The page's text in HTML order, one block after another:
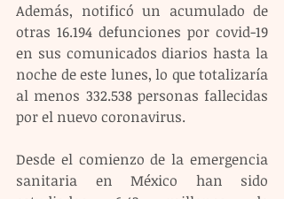
Además, notificó un acumulado de
otras 16.194 defunciones por covid-19
en sus comunicados diarios hasta la
noche de este lunes, lo que totalizaría
al menos 332.538 personas fallecidas
por el nuevo coronavirus.
Desde el comienzo de la emergencia
sanitaria en México han sido